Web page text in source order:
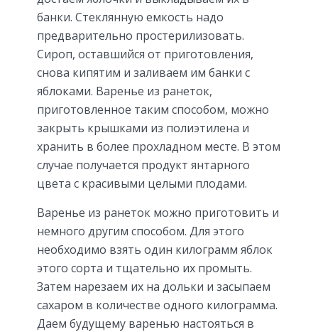
банки. Стеклянную емкость надо
предварительно простерилизовать.
Сироп, оставшийся от приготовления,
снова кипятим и заливаем им банки с
яблоками. Варенье из ранеток,
приготовленное таким способом, можно
закрыть крышками из полиэтилена и
хранить в более прохладном месте. В этом
случае получается продукт янтарного
цвета с красивыми целыми плодами.
Варенье из ранеток можно приготовить и
немного другим способом. Для этого
необходимо взять один килограмм яблок
этого сорта и тщательно их промыть.
Затем нарезаем их на дольки и засыпаем
сахаром в количестве одного килограмма.
Даем будущему варенью настояться в